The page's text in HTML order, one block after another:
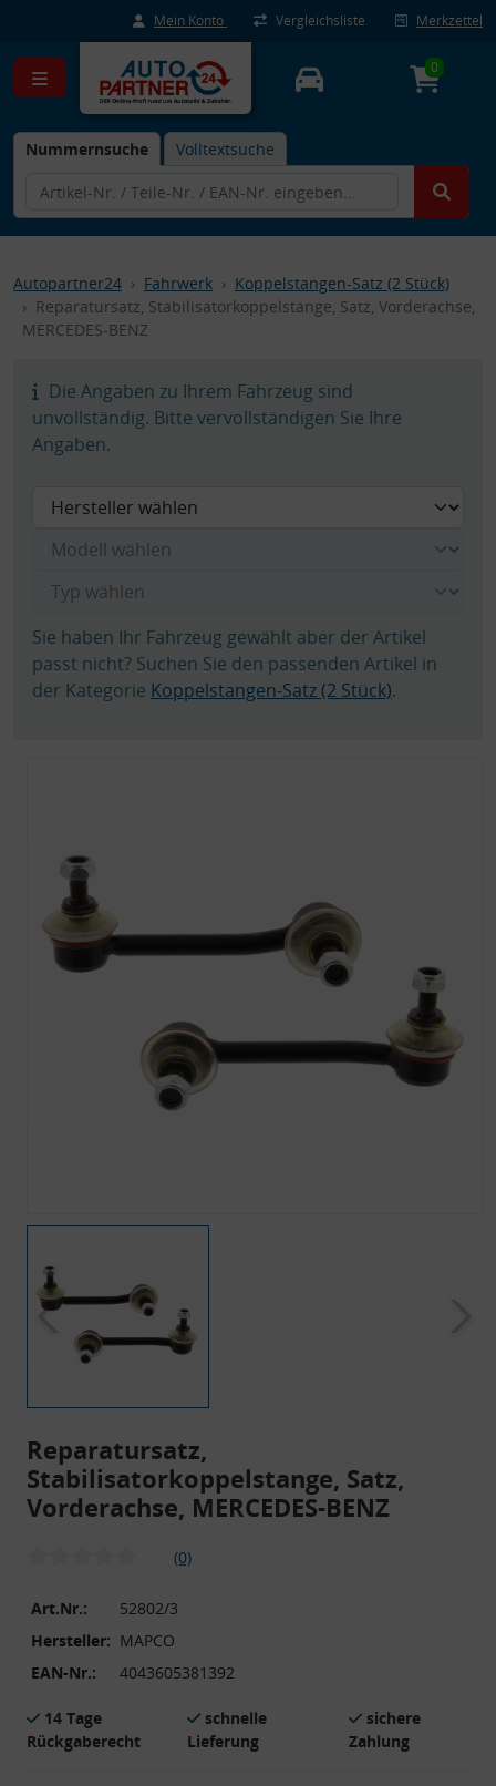
Mein Konto Vergleichsliste Merkzettel
Nummernsuche Volltextsuche
0
Autopartner24 Fahrwerk
Koppelstangen-Satz (2 Stück)
Reparatursatz, Stabilisatorkoppelstange, Satz, Vorderachse,
MERCEDES-BENZ
Die Angaben zu Ihrem Fahrzeug sind
unvollständig. Bitte vervollständigen Sie Ihre
Angaben.
Sie haben Ihr Fahrzeug gewählt aber der Artikel
passt nicht? Suchen Sie den passenden Artikel in
der Kategorie Koppelstangen-Satz (2 Stück).
Reparatursatz,
Stabilisatorkoppelstange, Satz,
Vorderachse, MERCEDES-BENZ
(0)
Art.Nr.:
52802/3
Hersteller: MAPCO
EAN-Nr.:
4043605381392
14 Tage
Rückgaberecht
schnelle
Lieferung
sichere
Zahlung